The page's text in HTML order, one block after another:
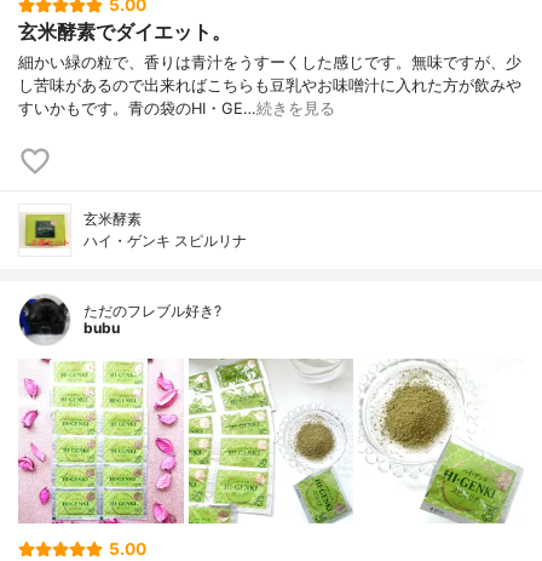
5.00
玄米酵素でダイエット。
細かい緑の粒で、香りは青汁をうすーくした感じです。無味ですが、少
し苦味があるので出来ればこちらも豆乳やお味噌汁に入れた方が飲みや
すいかもです。青の袋のHI・GE…続きを見る
玄米酵素
ハイ・ゲンキ スピルリナ
ただのフレブル好き?
bubu
5.00